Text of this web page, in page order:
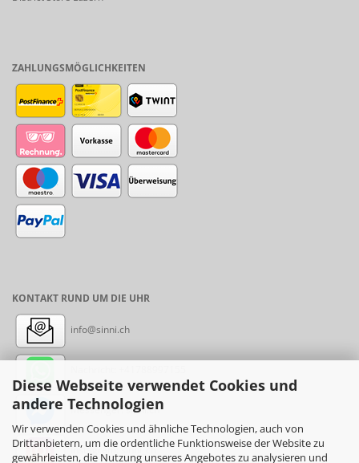
Diese Webseite verwendet Cookies und
andere Technologien
Wir verwenden Cookies und ähnliche Technologien, auch von
Drittanbietern, um die ordentliche Funktionsweise der Website zu
gewährleisten, die Nutzung unseres Angebotes zu analysieren und
ZAHLUNGSMÖGLICHKEITEN
KONTAKT RUND UM DIE UHR
info@sinni.ch
Messenger: sinni.ch
Instagram: sinni_ch